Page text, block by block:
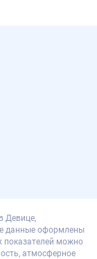
Девице,
данные оформлены
показателей можно
атмосферное